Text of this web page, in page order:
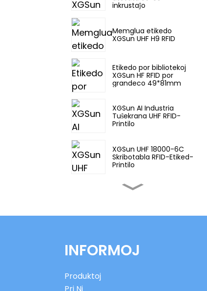
inkrustaĵo
Memglua etikedo
XGSun UHF H9 RFID
Etikedo por bibliotekoj
XGSun HF RFID por
grandeco 49*81mm
XGSun AI Industria
Tuŝekrana UHF RFID-
Printilo
XGSun UHF 18000-6C
Skribotabla RFID-Etiked-
Printilo
XGSun Industria
Surmetala Etikedo
INFORMOJ
Produktoj